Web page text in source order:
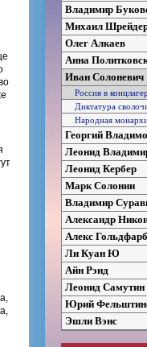
Владимир
Михаил
Олег Алкаев
Анна
Иван Солоневич
Россия в
Диктатура
Народная
Георгий
Леонид
Леонид Кербер
Марк Солонин
Владимир
Александр
Алекс Гольдфарб
Ли Куан Ю
Айн Рэнд
Леонид Самутин
Юрий
Эшли Вэнс